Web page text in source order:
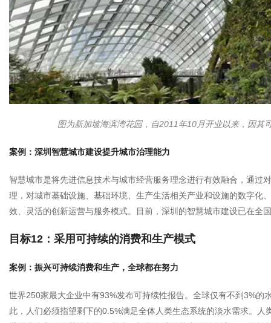
图为新加坡海滨湾花园，自2011年10月开业以来，因其
案例：深圳智慧城市建设提升城市治理能力
智慧城市是将先进信息技术与城市经营服务理念进行有效融合，通
理，对城市基础设施、基础环境、生产生活相关产业和设施的数字化
效、灵活的创新运营与服务模式。目前，深圳的智慧城市建设已在全
目标12：采用可持续的消费和生产模式
案例：振兴可持续消费和生产，全球都在努力
世界250家最大企业中有93%发布可持续性报告。全球仅有不到3%
此，人们必须指望剩下的0.5%满足全体人类生态系统的淡水需求。